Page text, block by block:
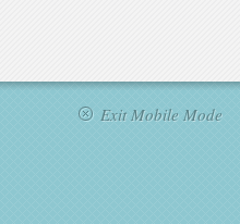
Exit Mobile Mode